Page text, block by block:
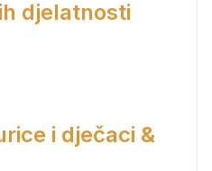
djelatnosti
i dječaci &